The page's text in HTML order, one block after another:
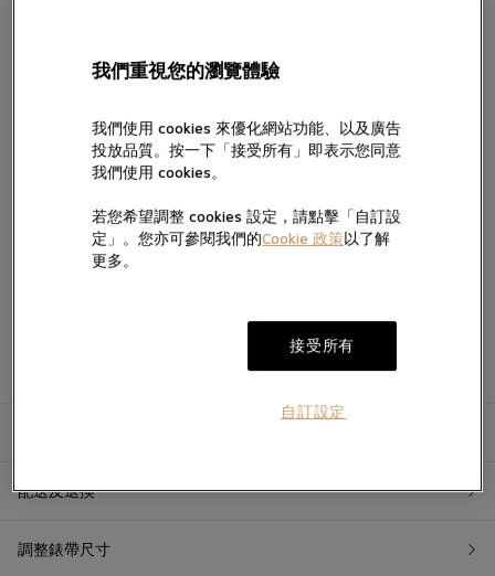
錶面世五十週年。錶殼經重新演繹，並提供兩種錶面設計，並配備
對比鮮明的副計時盤，彰顯運動型計時腕錶的純粹傳統。如今，該
加入願望清單
按“提交”，即表示您已閱讀並同意我們的私隱政策及Cookie政策，亦
我們將按私隱政策使用您提供的個人信息向您發送產品、服務及活動
的直銷及推廣信息，您亦可隨時聯絡我們更改您的意願。如不希望我
們透過以下方式向您提供有關信息，請於方框內打勾:
配送及退換
調整錶帶尺寸
我們重視您的瀏覽體驗
我們使用 cookies 來優化網站功能、以及廣告
投放品質。按一下「接受所有」即表示您同意
我們使用 cookies。
若您希望調整 cookies 設定，請點擊「自訂設
定」。您亦可參閱我們的Cookie 政策以了解
更多。
接受所有
自訂設定